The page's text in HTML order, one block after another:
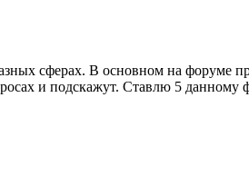
сферах. В основном на форуме
и подскажут. Ставлю 5 данному